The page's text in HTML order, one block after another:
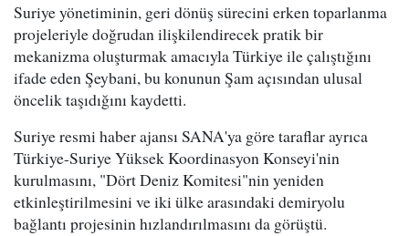
Suriye yönetiminin, geri dönüş sürecini erken toparlanma
projeleriyle doğrudan ilişkilendirecek pratik bir
mekanizma oluşturmak amacıyla Türkiye ile çalıştığını
ifade eden Şeybani, bu konunun Şam açısından ulusal
öncelik taşıdığını kaydetti.
Suriye resmi haber ajansı SANA'ya göre taraflar ayrıca
Türkiye-Suriye Yüksek Koordinasyon Konseyi'nin
kurulmasını, "Dört Deniz Komitesi"nin yeniden
etkinleştirilmesini ve iki ülke arasındaki demiryolu
bağlantı projesinin hızlandırılmasını da görüştü.